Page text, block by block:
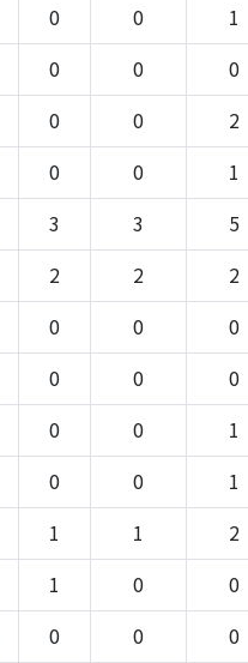
0 0 1
0 0 0
0 0 2
0 0 1
3 3 5
2 2 2
0 0 0
0 0 0
0 0 1
0 0 1
1 1 2
1 0 0
0 0 0